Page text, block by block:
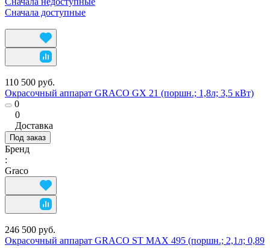
Сначала доступные
110 500 руб.
Окрасочный аппарат GRACO GX 21 (поршн.; 1,8л; 3,5 кВт)
0
0
Доставка
Под заказ
Бренд
:
Graco
246 500 руб.
Окрасочный аппарат GRACO ST MAX 495 (поршн.; 2,1л; 0,89